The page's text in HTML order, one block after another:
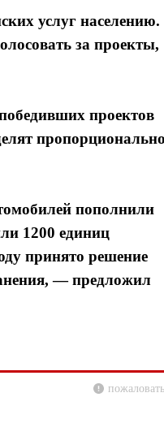
услуг населению.
за проекты,
проектов
пополнили
1200 единиц
принято решение
— предложил